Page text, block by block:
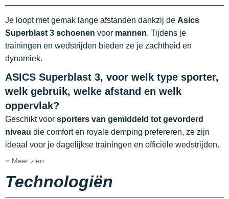
Je loopt met gemak lange afstanden dankzij de Asics
Superblast 3 schoenen voor mannen. Tijdens je
trainingen en wedstrijden bieden ze je zachtheid en
dynamiek.
ASICS Superblast 3, voor welk type sporter,
welk gebruik, welke afstand en welk
oppervlak?
Geschikt voor sporters van gemiddeld tot gevorderd
niveau die comfort en royale demping prefereren, ze zijn
ideaal voor je dagelijkse trainingen en officiële wedstrijden.
Meer zien
Technologiën